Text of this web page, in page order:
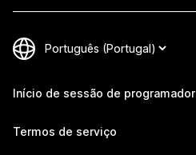
Início de sessão de programador
Termos de serviço